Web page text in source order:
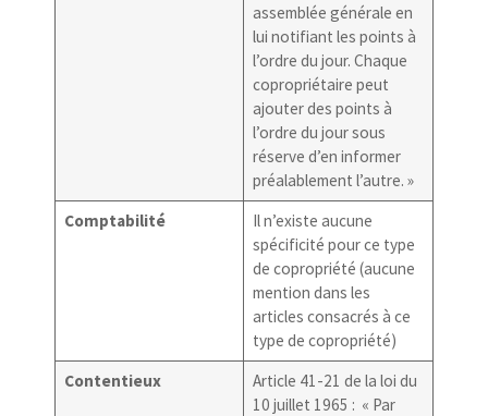
assemblée générale en
lui notifiant les points à
l’ordre du jour. Chaque
copropriétaire peut
ajouter des points à
l’ordre du jour sous
réserve d’en informer
préalablement l’autre. »
Comptabilité
Il n’existe aucune
spécificité pour ce type
de copropriété (aucune
mention dans les
articles consacrés à ce
type de copropriété)
Contentieux
Article 41-21 de la loi du
10 juillet 1965 : « Par